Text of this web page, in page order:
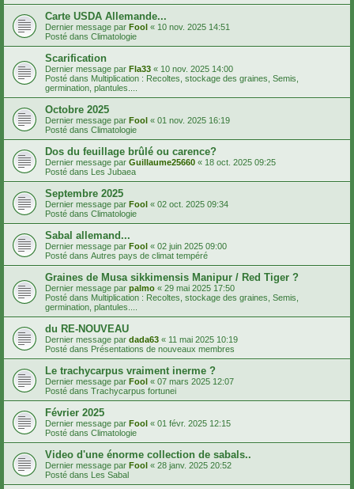
Carte USDA Allemande...
Dernier message par Fool « 10 nov. 2025 14:51
Posté dans Climatologie
Scarification
Dernier message par Fla33 « 10 nov. 2025 14:00
Posté dans Multiplication : Recoltes, stockage des graines, Semis,
germination, plantules....
Octobre 2025
Dernier message par Fool « 01 nov. 2025 16:19
Posté dans Climatologie
Dos du feuillage brûlé ou carence?
Dernier message par Guillaume25660 « 18 oct. 2025 09:25
Posté dans Les Jubaea
Septembre 2025
Dernier message par Fool « 02 oct. 2025 09:34
Posté dans Climatologie
Sabal allemand...
Dernier message par Fool « 02 juin 2025 09:00
Posté dans Autres pays de climat tempéré
Graines de Musa sikkimensis Manipur / Red Tiger ?
Dernier message par palmo « 29 mai 2025 17:50
Posté dans Multiplication : Recoltes, stockage des graines, Semis,
germination, plantules....
du RE-NOUVEAU
Dernier message par dada63 « 11 mai 2025 10:19
Posté dans Présentations de nouveaux membres
Le trachycarpus vraiment inerme ?
Dernier message par Fool « 07 mars 2025 12:07
Posté dans Trachycarpus fortunei
Février 2025
Dernier message par Fool « 01 févr. 2025 12:15
Posté dans Climatologie
Video d'une énorme collection de sabals..
Dernier message par Fool « 28 janv. 2025 20:52
Posté dans Les Sabal